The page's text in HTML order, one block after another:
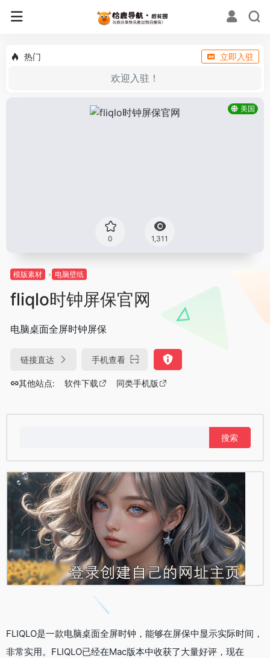
热门 立即入驻
欢迎入驻！
美国
0 1,311
模版素材 电脑壁纸
fliqlo时钟屏保官网
电脑桌面全屏时钟屏保
链接直达 手机查看
其他站点: 软件下载 同类手机版
FLIQLO是一款电脑桌面全屏时钟，能够在屏保中显示实际时间，
非常实用。FLIQLO已经在Mac版本中收获了大量好评，现在